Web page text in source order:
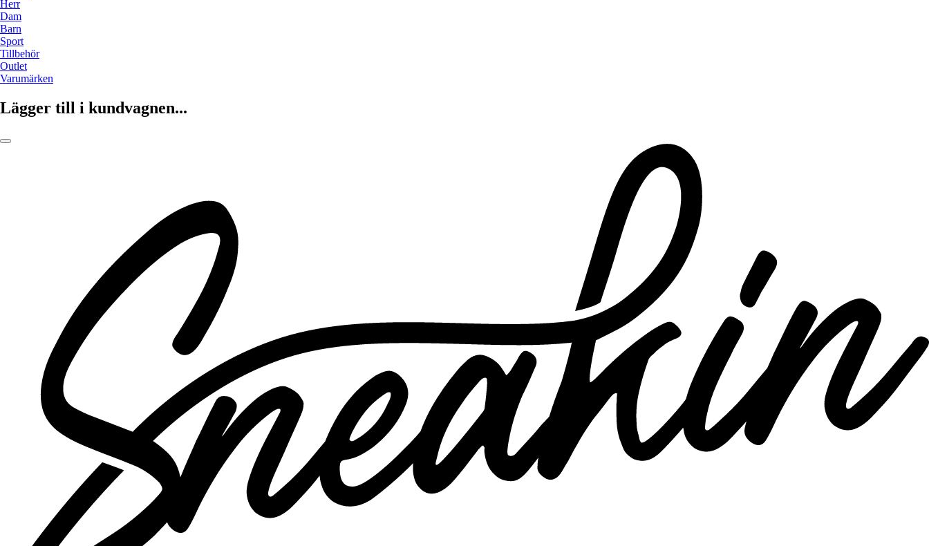
Herr
Dam
Barn
Sport
Tillbehör
Outlet
Varumärken
Lägger till i kundvagnen...